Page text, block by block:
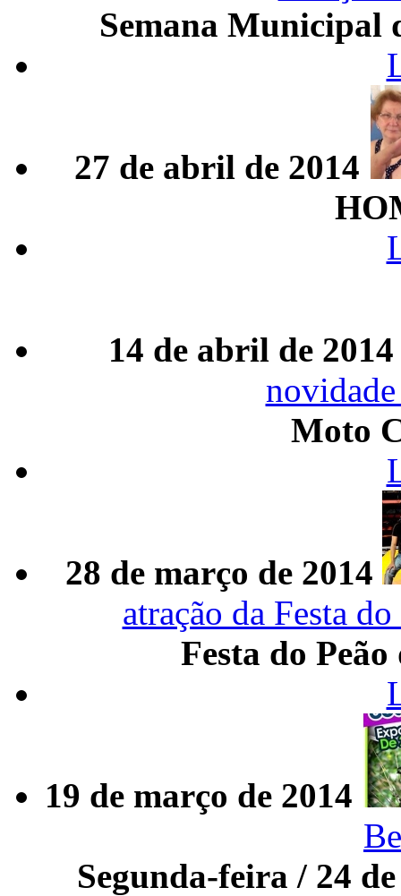
Semana Municipal
27 de abril de 2014
14 de abril de 2014
Moto
28 de março de 2014
atração da Festa
Festa do
19 de março de 2014
Segunda-feira / 24